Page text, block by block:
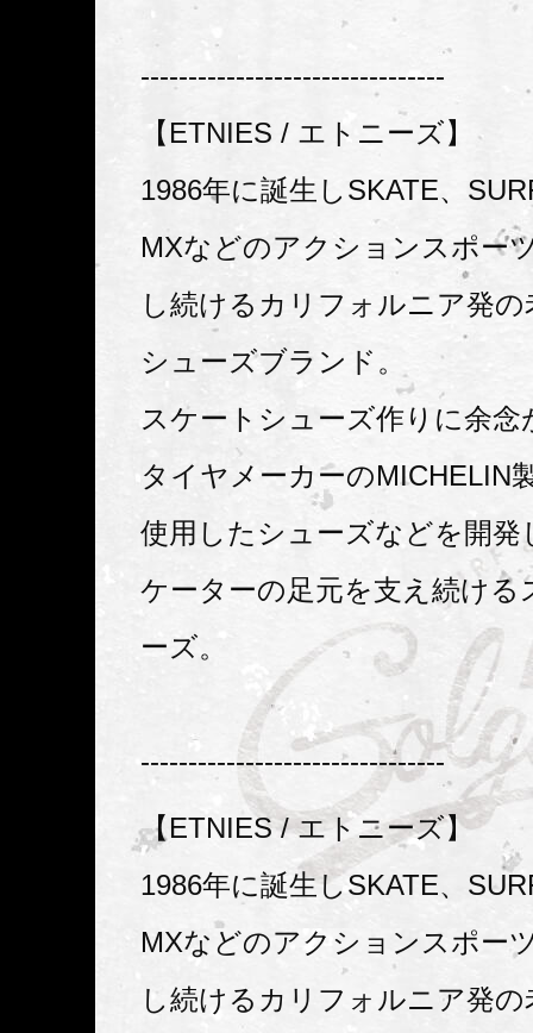
--------------------------------
【ETNIES / エトニーズ】
1986年に誕生しSKATE、
MXなどのアクションスポー
し続けるカリフォルニア発
シューズブランド。
スケートシューズ作りに余念
タイヤメーカーのMICHELIN
使用したシューズなどを開発
ケーターの足元を支え続ける
ーズ。
--------------------------------
【ETNIES / エトニーズ】
1986年に誕生しSKATE、
MXなどのアクションスポー
し続けるカリフォルニア発